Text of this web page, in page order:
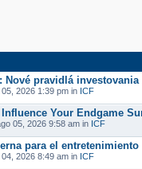
Nové pravidlá investovania
2026 1:39 pm in ICF
Your Endgame
05, 2026 9:58 am in ICF
para el
2026 8:49 am in ICF